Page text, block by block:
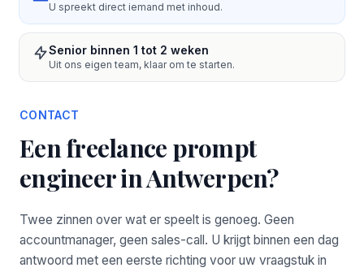
U spreekt direct iemand met inhoud.
Senior binnen 1 tot 2 weken
Uit ons eigen team, klaar om te starten.
CONTACT
Een freelance prompt
engineer in Antwerpen?
Twee zinnen over wat er speelt is genoeg. Geen
accountmanager, geen sales-call. U krijgt binnen een dag
antwoord met een eerste richting voor uw vraagstuk in